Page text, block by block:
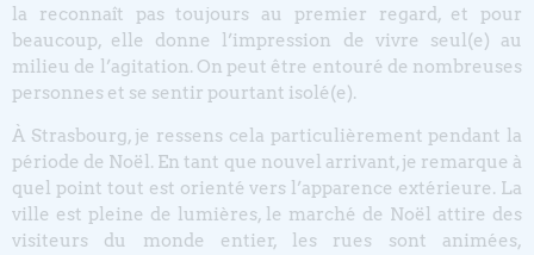
la reconnaît pas toujours au premier regard, et pour
beaucoup, elle donne l’impression de vivre seul(e) au
milieu de l’agitation. On peut être entouré de nombreuses
personnes et se sentir pourtant isolé(e).
À Strasbourg, je ressens cela particulièrement pendant la
période de Noël. En tant que nouvel arrivant, je remarque à
quel point tout est orienté vers l’apparence extérieure. La
ville est pleine de lumières, le marché de Noël attire des
visiteurs du monde entier, les rues sont animées,